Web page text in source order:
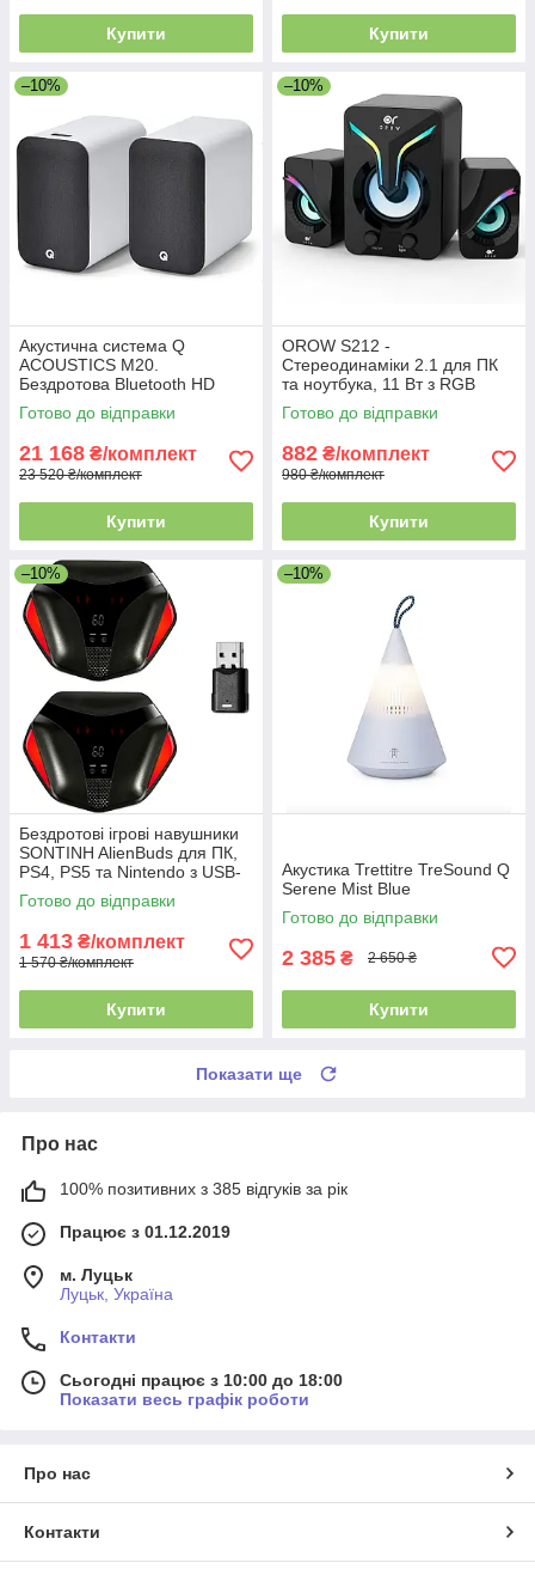
Купити Купити
–10%
Акустична система Q
ACOUSTICS M20.
Бездротова Bluetooth HD
музична система, біла, ВЧ 22
мм, СЧ/НЧ 125 мм, 55 Гц–22
Готово до відправки
21 168 ₴/комплект
23 520 ₴/комплект
Купити
–10%
OROW S212 -
Стереодинаміки 2.1 для ПК
та ноутбука, 11 Вт з RGB
підсвіткою, регулювання
гучності, 3,5 мм Aux,
Готово до відправки
882 ₴/комплект
980 ₴/комплект
Купити
–10%
Бездротові ігрові навушники
SONTINH AlienBuds для ПК,
PS4, PS5 та Nintendo з USB-
адаптером, багатоточкове
підключення, 2 комплекти
Готово до відправки
1 413 ₴/комплект
1 570 ₴/комплект
Купити
–10%
Акустика Trettitre TreSound Q
Serene Mist Blue
Готово до відправки
2 385 ₴ 2 650 ₴
Купити
Показати ще
Про нас
100% позитивних з 385 відгуків за рік
Працює з 01.12.2019
м. Луцьк
Луцьк, Україна
Контакти
Сьогодні працює з 10:00 до 18:00
Показати весь графік роботи
Про нас
Контакти